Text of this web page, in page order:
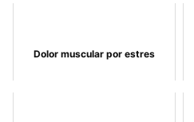
Dolor muscular por estres